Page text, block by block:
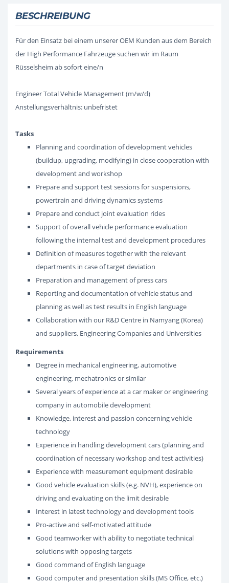
BESCHREIBUNG
Für den Einsatz bei einem unserer OEM Kunden aus dem Bereich
der High Performance Fahrzeuge suchen wir im Raum
Rüsselsheim ab sofort eine/n
Engineer Total Vehicle Management (m/w/d)
Anstellungsverhältnis: unbefristet
Tasks
Planning and coordination of development vehicles
(buildup, upgrading, modifying) in close cooperation with
development and workshop
Prepare and support test sessions for suspensions,
powertrain and driving dynamics systems
Prepare and conduct joint evaluation rides
Support of overall vehicle performance evaluation
following the internal test and development procedures
Definition of measures together with the relevant
departments in case of target deviation
Preparation and management of press cars
Reporting and documentation of vehicle status and
planning as well as test results in English language
Collaboration with our R&D Centre in Namyang (Korea)
and suppliers, Engineering Companies and Universities
Requirements
Degree in mechanical engineering, automotive
engineering, mechatronics or similar
Several years of experience at a car maker or engineering
company in automobile development
Knowledge, interest and passion concerning vehicle
technology
Experience in handling development cars (planning and
coordination of necessary workshop and test activities)
Experience with measurement equipment desirable
Good vehicle evaluation skills (e.g. NVH), experience on
driving and evaluating on the limit desirable
Interest in latest technology and development tools
Pro-active and self-motivated attitude
Good teamworker with ability to negotiate technical
solutions with opposing targets
Good command of English language
Good computer and presentation skills (MS Office, etc.)